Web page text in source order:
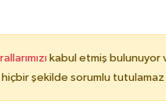
kabul etmiş bulunuyor
şekilde sorumlu tutulamaz.